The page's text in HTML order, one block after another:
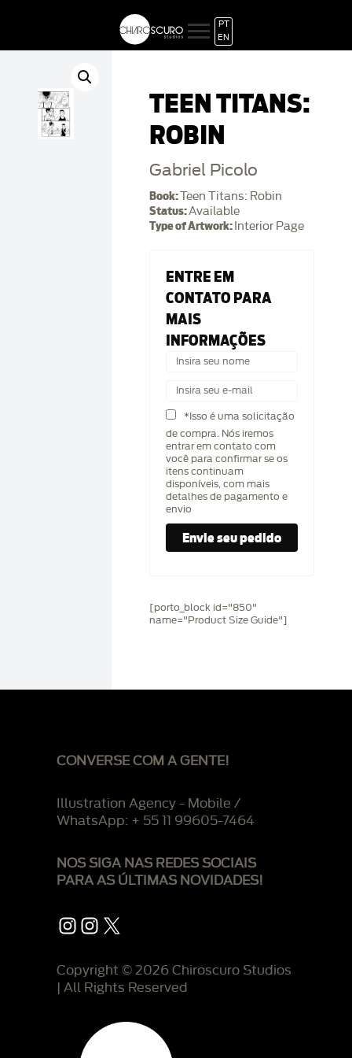
PT
EN
TEEN TITANS:
ROBIN
Gabriel Picolo
Book:Teen Titans: Robin
Status:Available
Type of Artwork: Interior Page
ENTRE EM
CONTATO PARA
MAIS
INFORMAÇÕES
*Isso é uma solicitação
de compra. Nós iremos
entrar em contato com
você para confirmar se os
itens continuam
disponíveis, com mais
detalhes de pagamento e
envio
[porto_block id="850"
name="Product Size Guide"]
CONVERSE COM A GENTE!
Illustration Agency - Mobile /
WhatsApp: + 55 11 99605-7464
NOS SIGA NAS REDES SOCIAIS
PARA AS ÚLTIMAS NOVIDADES!
Instagram
Instagram
X
Copyright © 2026 Chiroscuro Studios
| All Rights Reserved